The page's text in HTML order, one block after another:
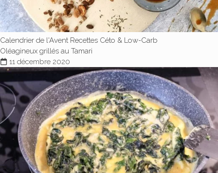
Calendrier de l'Avent Recettes Céto & Low-Carb
Oléagineux grillés au Tamari
11 décembre 2020